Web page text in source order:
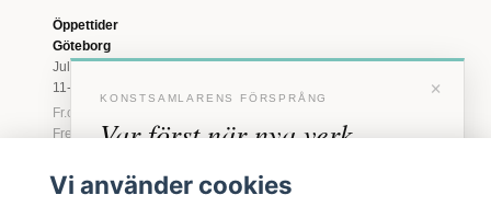
Öppettider
Göteborg
Juli: Tis 11-18 · Lör
11-16
Fr.o.m. augusti: Tis-
Fre 11-18 · Lör 11-
Marstrand
×
KONSTSAMLARENS FÖRSPRÅNG
Var först när nya verk
anländer
Vi använder cookies